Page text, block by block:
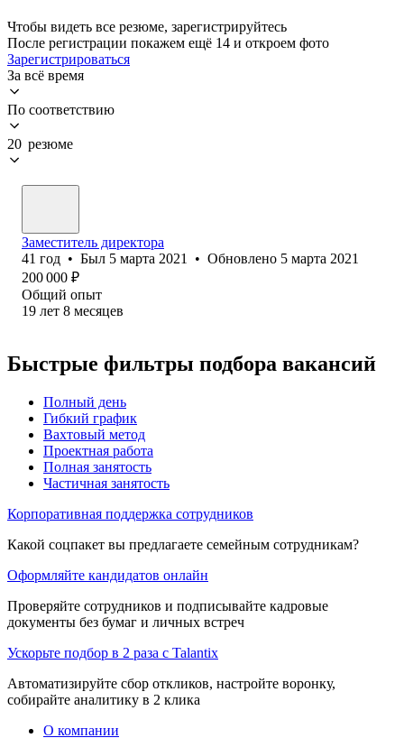
Чтобы видеть все резюме, зарегистрируйтесь
После регистрации покажем ещё 14 и откроем фото
Зарегистрироваться
За всё время
По соответствию
20 резюме
Заместитель директора
41 год • Был 5 марта 2021 • Обновлено 5 марта 2021
200 000 ₽
Общий опыт
19 лет 8 месяцев
Быстрые фильтры подбора вакансий
Полный день
Гибкий график
Вахтовый метод
Проектная работа
Полная занятость
Частичная занятость
Корпоративная поддержка сотрудников
Какой соцпакет вы предлагаете семейным сотрудникам?
Оформляйте кандидатов онлайн
Проверяйте сотрудников и подписывайте кадровые
документы без бумаг и личных встреч
Ускорьте подбор в 2 раза с Talantix
Автоматизируйте сбор откликов, настройте воронку,
собирайте аналитику в 2 клика
О компании